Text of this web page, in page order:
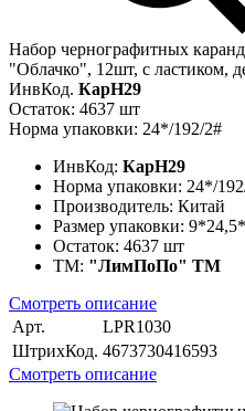
Набор чернографитных
"Облачко", 12шт, с ластиком,
ИнвКод. КарН29
Остаток: 4637 шт
Норма упаковки: 24*/192/2#
ИнвКод: КарН29
Норма упаковки: 24*/
Производитель: Китай
Размер упаковки:
Остаток: 4637 шт
ТМ: "ЛимПоПо" ТМ
Смотреть описание
Арт.
LPR1030
ШтрихКод. 4673730416593
Смотреть описание